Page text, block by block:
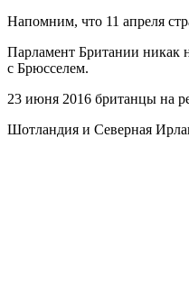
Напомним, что 11 апреля
Парламент Британии никак
с Брюсселем.
23 июня 2016 британцы на
Шотландия и Северная